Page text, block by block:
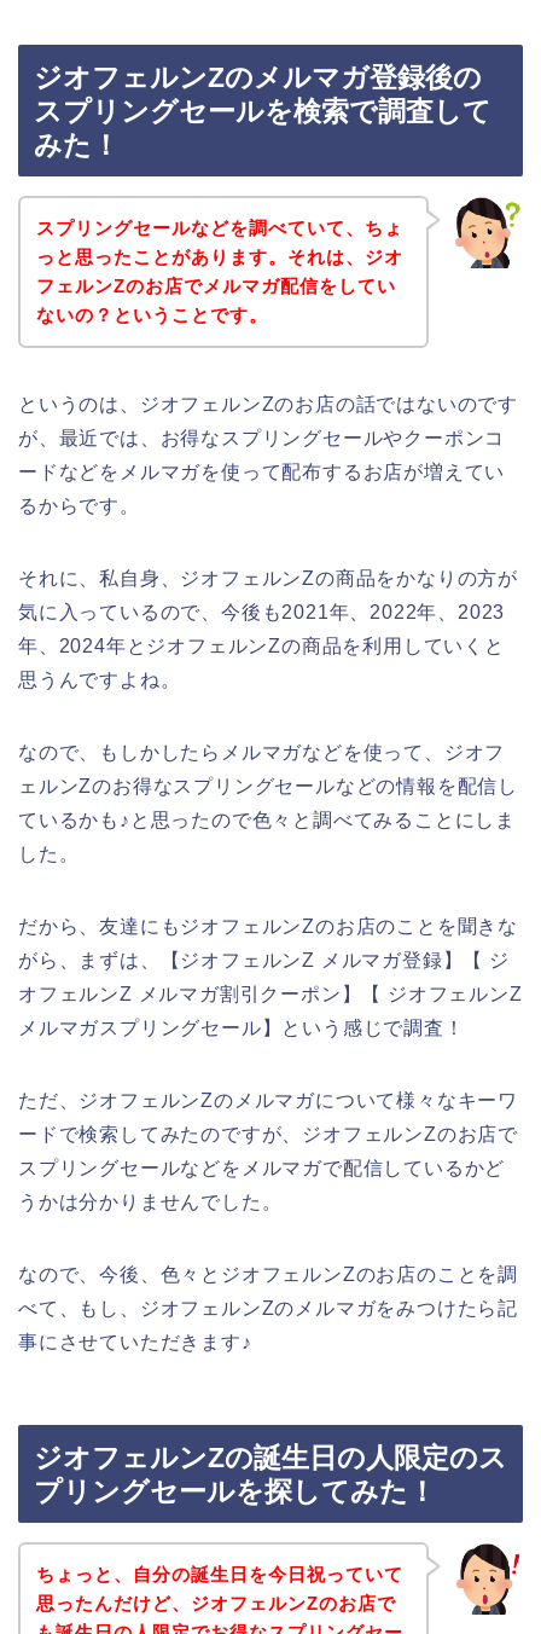
ジオフェルンZのメルマガ登録後の
スプリングセールを検索で調査して
みた！
スプリングセールなどを調べていて、ちょ
っと思ったことがあります。それは、ジオ
フェルンZのお店でメルマガ配信をしてい
ないの？ということです。
というのは、ジオフェルンZのお店の話ではないのです
が、最近では、お得なスプリングセールやクーポンコ
ードなどをメルマガを使って配布するお店が増えてい
るからです。
それに、私自身、ジオフェルンZの商品をかなりの方が
気に入っているので、今後も2021年、2022年、2023
年、2024年とジオフェルンZの商品を利用していくと
思うんですよね。
なので、もしかしたらメルマガなどを使って、ジオフ
ェルンZのお得なスプリングセールなどの情報を配信し
ているかも♪と思ったので色々と調べてみることにしま
した。
だから、友達にもジオフェルンZのお店のことを聞きな
がら、まずは、【ジオフェルンZ メルマガ登録】【 ジ
オフェルンZ メルマガ割引クーポン】【 ジオフェルンZ
メルマガスプリングセール】という感じで調査！
ただ、ジオフェルンZのメルマガについて様々なキーワ
ードで検索してみたのですが、ジオフェルンZのお店で
スプリングセールなどをメルマガで配信しているかど
うかは分かりませんでした。
なので、今後、色々とジオフェルンZのお店のことを調
べて、もし、ジオフェルンZのメルマガをみつけたら記
事にさせていただきます♪
ジオフェルンZの誕生日の人限定のス
プリングセールを探してみた！
ちょっと、自分の誕生日を今日祝っていて
思ったんだけど、ジオフェルンZのお店で